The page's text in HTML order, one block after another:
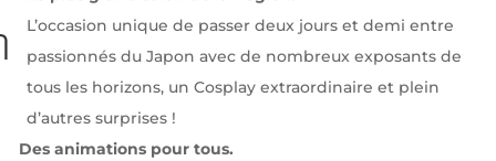
1
L’occasion unique de passer deux jours et demi entre
passionnés du Japon avec de nombreux exposants de
tous les horizons, un Cosplay extraordinaire et plein
d’autres surprises !
Des animations pour tous.